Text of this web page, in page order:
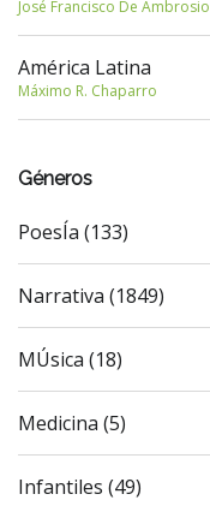
José Francisco De Ambrosio
América Latina
Máximo R. Chaparro
Géneros
PoesÍa (133)
Narrativa (1849)
MÚsica (18)
Medicina (5)
Infantiles (49)